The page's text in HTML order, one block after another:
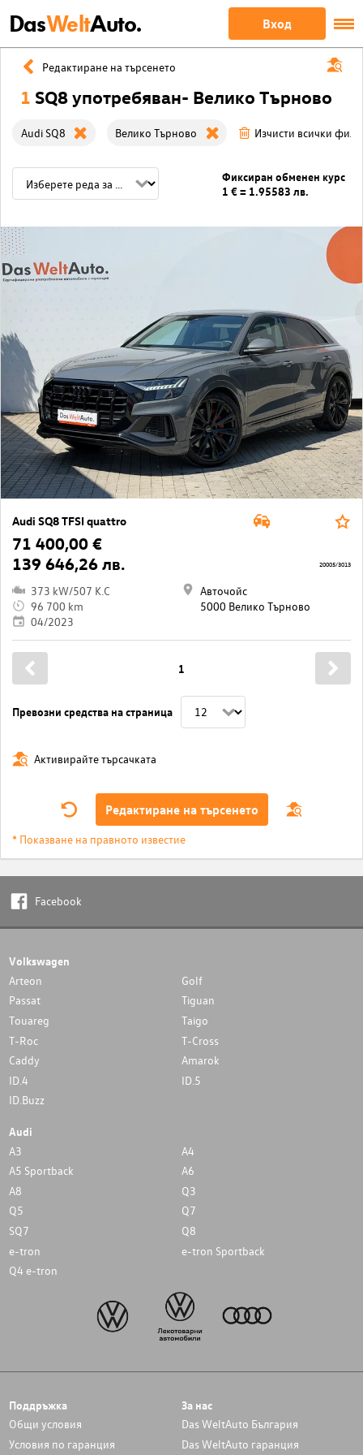
DasWeltAuto. Вход
Редактиране на търсенето
1 SQ8 употребяван- Велико Търново
Audi SQ8 Велико Търново Изчисти всички
Фиксиран обменен курс
1 € = 1.95583 лв.
Audi SQ8 TFSI quattro
71 400,00 €
139 646,26 лв.
373 kW/507 K.C
96 700 km
04/2023
Авточойс
5000 Велико Търново
20005/3013
Превозни средства на страница
1
Активирайте търсачката
Редактиране на търсенето
* Показване на правното известие
Facebook
Volkswagen
Arteon
Golf
Passat
Tiguan
Touareg
Taigo
T-Roc
T-Cross
Caddy
Amarok
ID.4
ID.5
ID.Buzz
Audi
A3
A4
A5 Sportback
A6
A8
Q3
Q5
Q7
SQ7
Q8
e-tron
e-tron Sportback
Q4 e-tron
Поддръжка
Общи условия
Условия по гаранция
За нас
Das WeltAuto България
Das WeltAuto гаранция